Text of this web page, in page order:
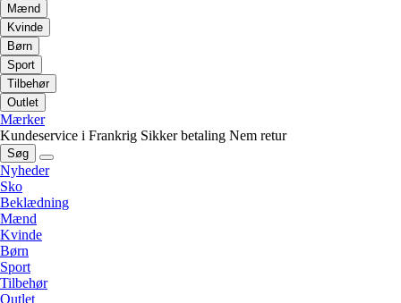
Mænd
Kvinde
Børn
Sport
Tilbehør
Outlet
Mærker
Kundeservice i Frankrig Sikker betaling Nem retur
Søg
Nyheder
Sko
Beklædning
Mænd
Kvinde
Børn
Sport
Tilbehør
Outlet